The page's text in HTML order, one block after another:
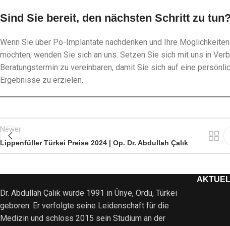
Sind Sie bereit, den nächsten Schritt zu
Wenn Sie über Po-Implantate nachdenken und Ihre
möchten, wenden Sie sich an uns. Setzen Sie sich mit uns in
Beratungstermin zu vereinbaren, damit Sie sich auf eine
Ergebnisse zu erzielen.
Newer
Lippenfüller Türkei Preise 2024 | Op. Dr. Abdullah Çalık
Dr. Abdullah Çalık wurde 1991 in Ünye, Ordu, Türkei
geboren. Er verfolgte seine Leidenschaft für die
Medizin und schloss 2015 sein Studium an der